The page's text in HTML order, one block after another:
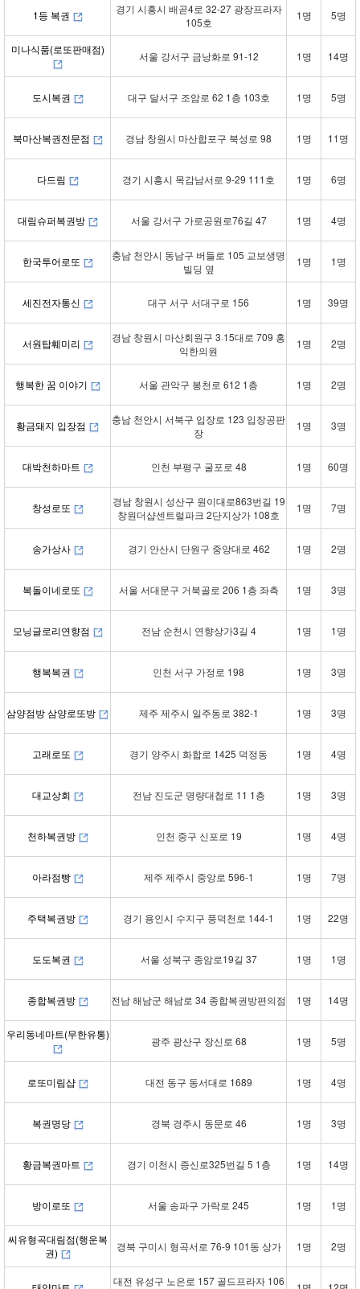
1등 복권
경기 시흥시 배곧4로 32-27 광장프라자
105호
1명 5명
미나식품(로또판매점)
서울 강서구 금낭화로 91-12 1명 14명
도시복권 대구 달서구 조암로 62 1층 103호 1명 5명
북마산복권전문점 경남 창원시 마산합포구 북성로 98 1명 11명
다드림 경기 시흥시 목감남서로 9-29 111호 1명 6명
대림슈퍼복권방 서울 강서구 가로공원로76길 47 1명 4명
한국투어로또
충남 천안시 동남구 버들로 105 교보생명
빌딩 옆
1명 1명
세진전자통신 대구 서구 서대구로 156 1명 39명
서원탑훼미리
경남 창원시 마산회원구 3·15대로 709 홍
익한의원
1명 2명
행복한 꿈 이야기 서울 관악구 봉천로 612 1층 1명 2명
황금돼지 입장점
충남 천안시 서북구 입장로 123 입장공판
장
1명 3명
대박천하마트 인천 부평구 굴포로 48 1명 60명
창성로또
경남 창원시 성산구 원이대로863번길 19
창원더샵센트럴파크 2단지상가 108호
1명 7명
송가상사 경기 안산시 단원구 중앙대로 462 1명 2명
복돌이네로또 서울 서대문구 거북골로 206 1층 좌측 1명 3명
모닝글로리연향점 전남 순천시 연향상가3길 4 1명 1명
행복복권 인천 서구 가정로 198 1명 3명
삼양점방 삼양로또방 제주 제주시 일주동로 382-1 1명 3명
고래로또 경기 양주시 화합로 1425 덕정동 1명 4명
대교상회 전남 진도군 명량대첩로 11 1층 1명 3명
천하복권방 인천 중구 신포로 19 1명 4명
아라점빵 제주 제주시 중앙로 596-1 1명 7명
주택복권방 경기 용인시 수지구 풍덕천로 144-1 1명 22명
도도복권 서울 성북구 종암로19길 37 1명 1명
종합복권방 전남 해남군 해남로 34 종합복권방편의점 1명 14명
우리동네마트(무한유통)
광주 광산구 장신로 68 1명 5명
로또미림샵 대전 동구 동서대로 1689 1명 4명
복권명당 경북 경주시 동문로 46 1명 3명
황금복권마트 경기 이천시 증신로325번길 5 1층 1명 14명
방이로또 서울 송파구 가락로 245 1명 1명
씨유형곡대림점(행운복
권)
경북 구미시 형곡서로 76-9 101동 상가 1명 2명
대전 유성구 노은로 157 골드프라자 106